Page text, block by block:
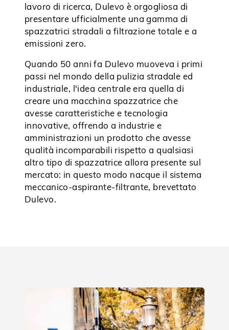
lavoro di ricerca, Dulevo è orgogliosa di
presentare ufficialmente una gamma di
spazzatrici stradali a filtrazione totale e a
emissioni zero.
Quando 50 anni fa Dulevo muoveva i primi
passi nel mondo della pulizia stradale ed
industriale, l'idea centrale era quella di
creare una macchina spazzatrice che
avesse caratteristiche e tecnologia
innovative, offrendo a industrie e
amministrazioni un prodotto che avesse
qualità incomparabili rispetto a qualsiasi
altro tipo di spazzatrice allora presente sul
mercato: in questo modo nacque il sistema
meccanico-aspirante-filtrante, brevettato
Dulevo.